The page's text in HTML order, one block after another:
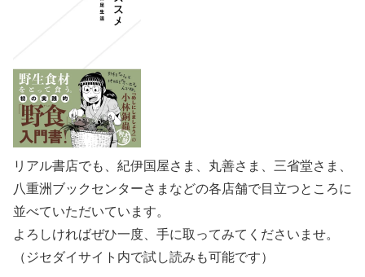
リアル書店でも、紀伊国屋さま、丸善さま、三省堂さま、
八重洲ブックセンターさまなどの各店舗で目立つところに
並べていただいています。
よろしければぜひ一度、手に取ってみてくださいませ。
（ジセダイサイト内で試し読みも可能です）